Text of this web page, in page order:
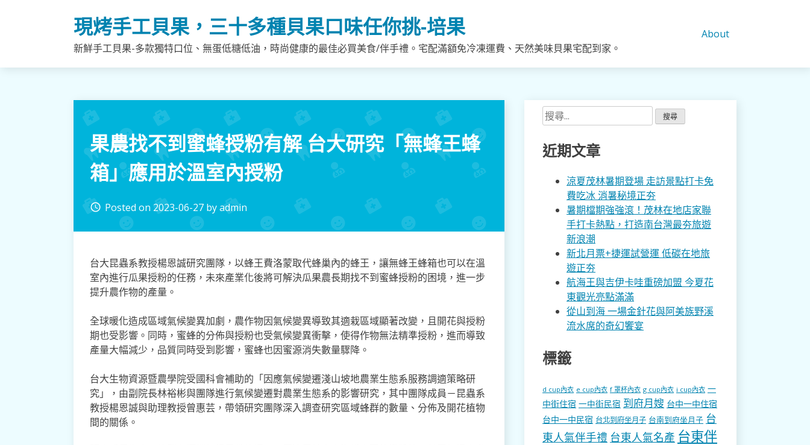
現烤手工貝果，三十多種貝果口味任你挑-培果
新鮮手工貝果-多款獨特口位、無蛋低糖低油，時尚健康的最佳必買美食/伴手禮。宅配滿額免冷凍運費、天然美味貝果宅配到家。
About
果農找不到蜜蜂授粉有解 台大研究「無蜂王蜂
箱」應用於溫室內授粉
access_time Posted on2023-06-27 byadmin
台大昆蟲系教授楊恩誠研究團隊，以蜂王費洛蒙取代蜂巢內的蜂王，讓無蜂王蜂箱也可以在溫
室內進行瓜果授粉的任務，未來產業化後將可解決瓜果農長期找不到蜜蜂授粉的困境，進一步
提升農作物的產量。
全球暖化造成區域氣候變異加劇，農作物因氣候變異導致其適栽區域顯著改變，且開花與授粉
期也受影響。同時，蜜蜂的分佈與授粉也受氣候變異衝擊，使得作物無法精準授粉，進而導致
產量大幅減少，品質同時受到影響，蜜蜂也因蜜源消失數量驟降。
台大生物資源暨農學院受國科會補助的「因應氣候變遷淺山坡地農業生態系服務調適策略研
究」，由副院長林裕彬與團隊進行氣候變遷對農業生態系的影響研究，其中團隊成員－昆蟲系
教授楊恩誠與助理教授曾惠芸，帶領研究團隊深入調查研究區域蜂群的數量、分佈及開花植物
間的關係。
搜
尋
關
鍵
近期文章
涼夏茂林暑期登場 走訪景點打卡免
費吃冰 消暑秘境正夯
暑期檔期強強滾！茂林在地店家聯
手打卡熱點，打造南台灣最夯旅遊
新浪潮
新北月票+捷運試營運 低碳在地旅
遊正夯
航海王與吉伊卡哇重磅加盟 今夏花
東觀光亮點滿滿
從山到海 一場金針花與阿美族野溪
流水席的奇幻饗宴
標籤
d cup內衣 e cup內衣 f 罩杯內衣 g cup內衣 i cup內衣 一
中街住宿 一中街民宿 到府月嫂 台中一中住宿
台中一中民宿 台北到府坐月子 台南到府坐月子 台
東人氣伴手禮 台東人氣名產 台東伴